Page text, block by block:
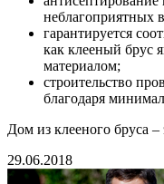
неблагоприятных
гарантируется
как клееный брус
материалом;
строительство
благодаря
Дом из клееного бруса
29.06.2018